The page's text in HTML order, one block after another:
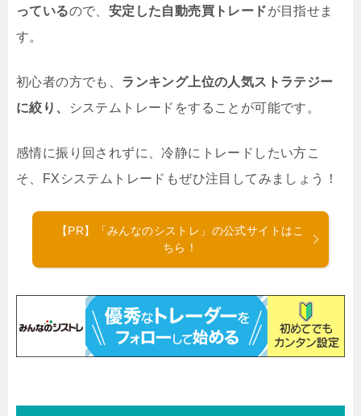
っているので、 安定した自動売買トレードが目指せま
す。
初心者の方でも、 ランキング上位の人気ストラテジー
に絞り、
システムトレードをすることが可能です。
感情に振り回されずに、冷静にトレードしたい方こ
そ、FXシステムトレードもぜひ注目してみましょう！
【PR】「みんなのシストレ」の公式サイトはこ
ちら！